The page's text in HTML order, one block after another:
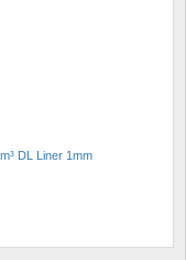
DL Liner 1mm